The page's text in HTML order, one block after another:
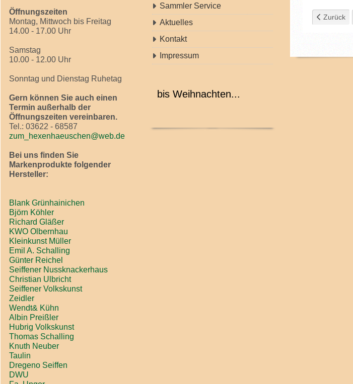
Sammler Service
Aktuelles
Kontakt
Impressum
bis Weihnachten...
Öffnungszeiten
Montag, Mittwoch bis Freitag
14.00 - 17.00 Uhr
Samstag
10.00 - 12.00 Uhr
Sonntag und Dienstag Ruhetag
Gern können Sie auch einen
Termin außerhalb der
Öffnungszeiten vereinbaren.
Tel.: 03622 - 68587
zum_hexenhaeuschen@web.de
Bei uns finden Sie
Markenprodukte folgender
Hersteller:
Blank Grünhainichen
Björn Köhler
Richard Gläßer
KWO Olbernhau
Kleinkunst Müller
Emil A. Schalling
Günter Reichel
Seiffener Nussknackerhaus
Christian Ulbricht
Seiffener Volkskunst
Zeidler
Wendt& Kühn
Albin Preißler
Hubrig Volkskunst
Thomas Schalling
Knuth Neuber
Taulin
Dregeno Seiffen
DWU
Vorheriger
Zurück